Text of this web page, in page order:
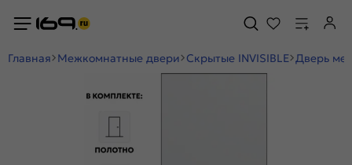
Главная Межкомнатные двери Скрытые INVISIBLE Дверь